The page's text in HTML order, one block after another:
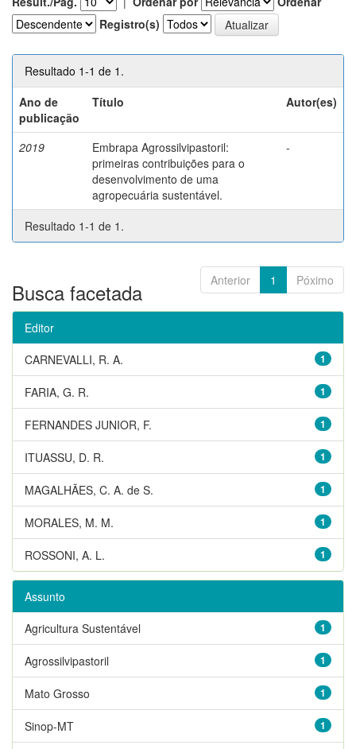
Registro(s)
Resultado 1-1 de 1.
Ano de
publicação
Título Autor(es)
2019
Embrapa Agrossilvipastoril:
primeiras contribuições para o
desenvolvimento de uma
agropecuária sustentável.
-
Resultado 1-1 de 1.
Anterior 1 Póximo
Busca facetada
Editor
1
CARNEVALLI, R. A.
1
FARIA, G. R.
1
FERNANDES JUNIOR, F.
1
ITUASSU, D. R.
1
MAGALHÃES, C. A. de S.
1
MORALES, M. M.
1
ROSSONI, A. L.
Assunto
1
Agricultura Sustentável
1
Agrossilvipastoril
1
Mato Grosso
1
Sinop-MT